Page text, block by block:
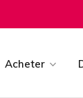
Acheter